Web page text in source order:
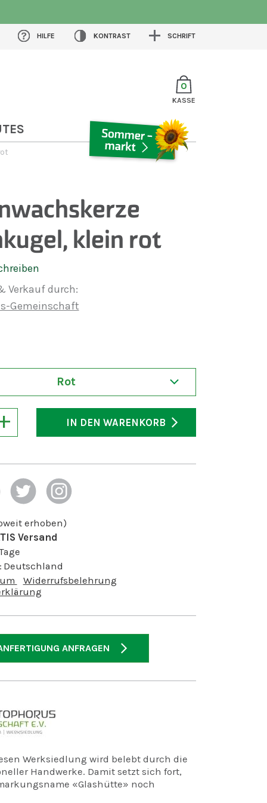
HILFE KONTRAST SCHRIFT
0
KASSE
klein rot
Verkauf durch:
Gemeinschaft
Rot
IN DEN WARENKORB
erhoben)
Versand
Deutschland
Widerrufsbelehrung
ANFRAGEN
Werksiedlung wird belebt durch die
Handwerke. Damit setzt sich fort,
«Glashütte» noch